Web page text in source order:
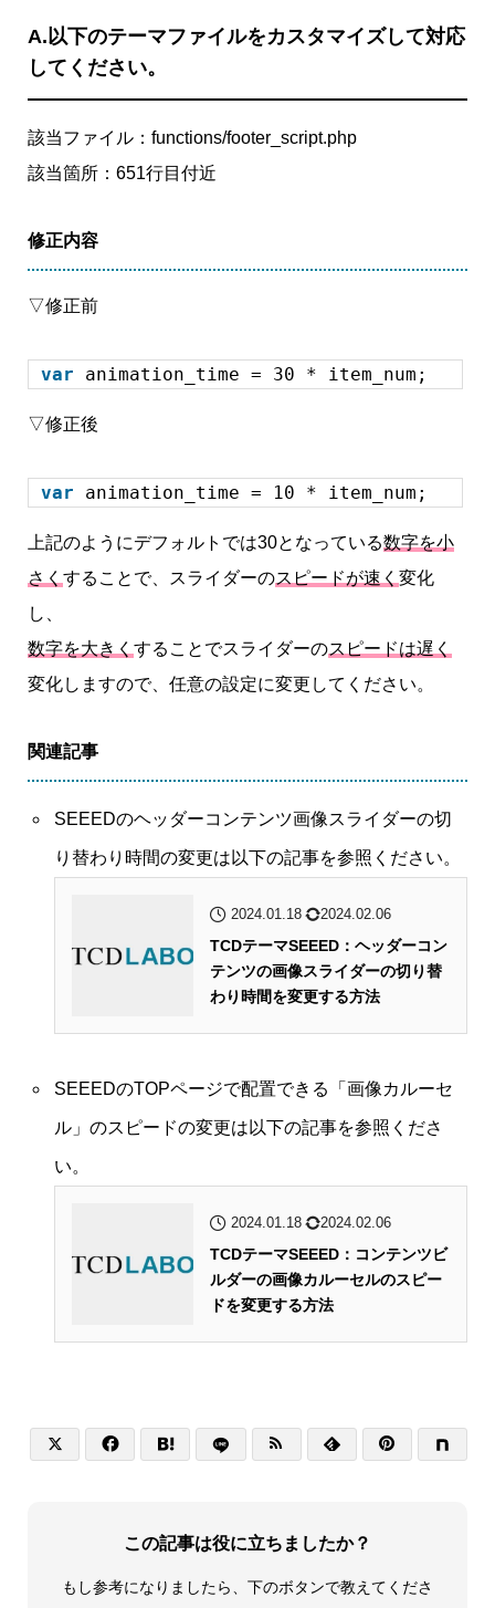
A.以下のテーマファイルをカスタマイズして対応
してください。
該当ファイル：functions/footer_script.php
該当箇所：651行目付近
修正内容
▽修正前
var animation_time = 30 * item_num;
▽修正後
var animation_time = 10 * item_num;
上記のようにデフォルトでは30となっている数字を小
さく することで、スライダーのスピードが速く 変化
し、
数字を大きく することでスライダーのスピードは遅く
変化しますので、任意の設定に変更してください。
関連記事
SEEEDのヘッダーコンテンツ画像スライダーの切
り替わり時間の変更は以下の記事を参照ください。
2024.01.18 2024.02.06
TCDテーマSEEED：ヘッダーコン
テンツの画像スライダーの切り替
わり時間を変更する方法
SEEEDのTOPページで配置できる「画像カルーセ
ル」のスピードの変更は以下の記事を参照くださ
い。
2024.01.18 2024.02.06
TCDテーマSEEED：コンテンツビ
ルダーの画像カルーセルのスピー
ドを変更する方法
     
この記事は役に立ちましたか？
もし参考になりましたら、下のボタンで教えてくださ